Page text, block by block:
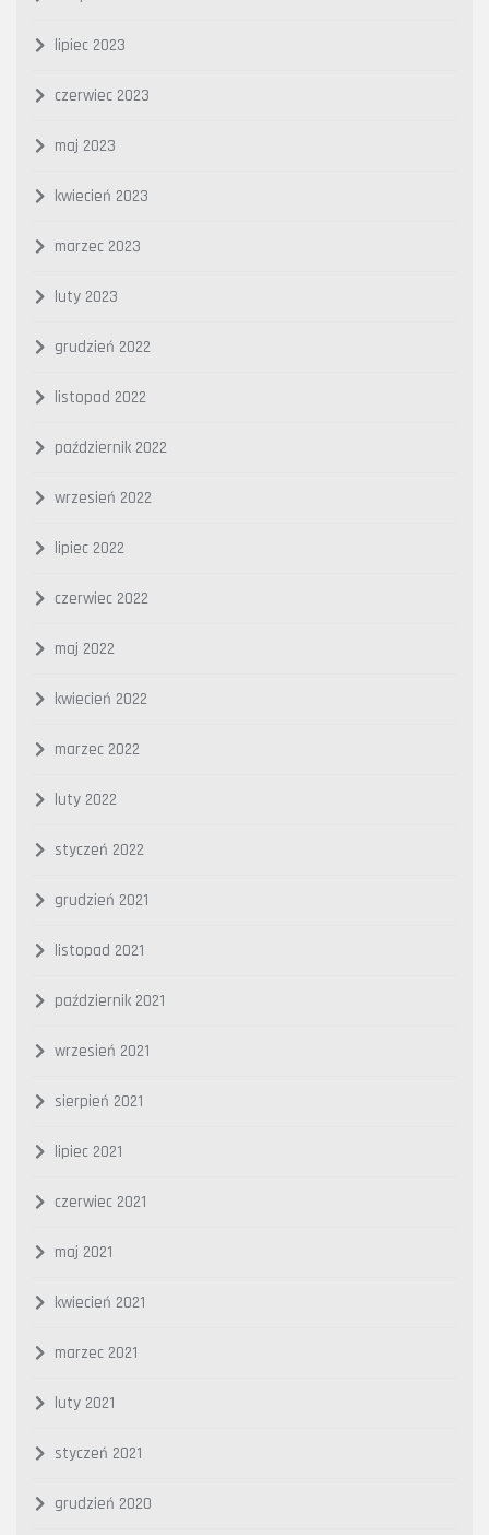
lipiec 2023
czerwiec 2023
maj 2023
kwiecień 2023
marzec 2023
luty 2023
grudzień 2022
listopad 2022
październik 2022
wrzesień 2022
lipiec 2022
czerwiec 2022
maj 2022
kwiecień 2022
marzec 2022
luty 2022
styczeń 2022
grudzień 2021
listopad 2021
październik 2021
wrzesień 2021
sierpień 2021
lipiec 2021
czerwiec 2021
maj 2021
kwiecień 2021
marzec 2021
luty 2021
styczeń 2021
grudzień 2020